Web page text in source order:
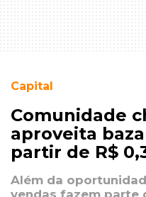
Capital
Comunidade
aproveita
partir de R$
Além da
vendas fazem parte